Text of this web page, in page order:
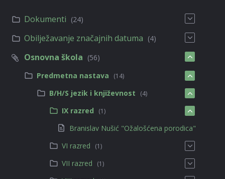
Dokumenti (24)
Obilježavanje značajnih datuma (4)
Osnovna škola (56)
Predmetna nastava
(14)
B/H/S jezik i književnost (4)
IX razred (1)
Branislav Nušić "Ožalošćena porodica"
VI razred
(1)
VII razred (1)